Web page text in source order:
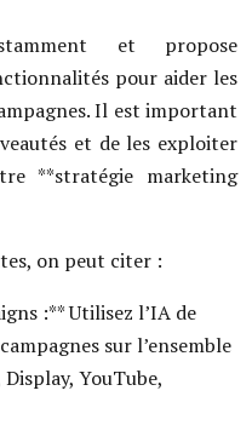
et propose
pour aider les
Il est important
et de les exploiter
**stratégie marketing
on peut citer :
:** Utilisez l’IA de
sur l’ensemble
YouTube,